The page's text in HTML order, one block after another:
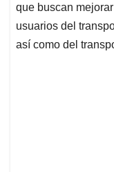
que buscan
usuarios del
así como del